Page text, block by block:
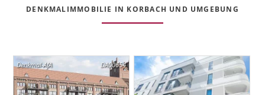
DENKMALIMMOBILIE IN KORBACH UND UMGEBUNG
DA00654
Denkmal-AfA